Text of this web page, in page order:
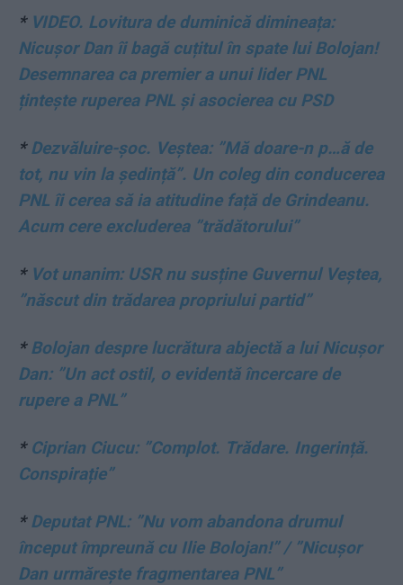
* VIDEO. Lovitura de duminică dimineața:
Nicușor Dan îi bagă cuțitul în spate lui Bolojan!
Desemnarea ca premier a unui lider PNL
țintește ruperea PNL și asocierea cu PSD
*Dezvăluire-șoc. Veștea: ”Mă doare-n p…ă de
tot, nu vin la ședință”. Un coleg din conducerea
PNL îi cerea să ia atitudine față de Grindeanu.
Acum cere excluderea ”trădătorului”
* Vot unanim: USR nu susține Guvernul Veștea,
”născut din trădarea propriului partid”
*Bolojan despre lucrătura abjectă a lui Nicușor
Dan: ”Un act ostil, o evidentă încercare de
rupere a PNL”
* Ciprian Ciucu: ”Complot. Trădare. Ingerință.
Conspirație”
*Deputat PNL: ”Nu vom abandona drumul
început împreună cu Ilie Bolojan!” / ”Nicușor
Dan urmărește fragmentarea PNL”